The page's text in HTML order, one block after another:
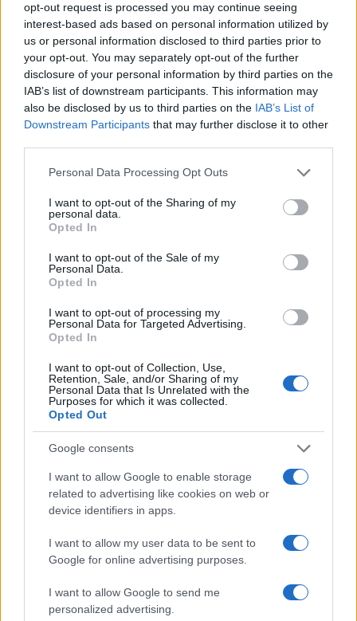
opt-out request is processed you may continue seeing
interest-based ads based on personal information utilized by
us or personal information disclosed to third parties prior to
your opt-out. You may separately opt-out of the further
disclosure of your personal information by third parties on the
IAB’s list of downstream participants. This information may
also be disclosed by us to third parties on the IAB’s List of
Downstream Participants that may further disclose it to other
Please note that this website/app uses one or more Google
not limited to your visit or usage behaviour. You may click to
grant or deny consent to Google and its third-party tags to
use your data for below specified purposes in below Google
consent section.
Personal Data Processing Opt Outs
I want to opt-out of the Sharing of my
personal data.
Opted In
I want to opt-out of the Sale of my
Personal Data.
Opted In
I want to opt-out of processing my
Personal Data for Targeted Advertising.
Opted In
I want to opt-out of Collection, Use,
Retention, Sale, and/or Sharing of my
Personal Data that Is Unrelated with the
Purposes for which it was collected.
Opted Out
Google consents
I want to allow Google to enable storage
related to advertising like cookies on web or
device identifiers in apps.
I want to allow my user data to be sent to
Google for online advertising purposes.
I want to allow Google to send me
personalized advertising.
con itinerario real.
Sigue leyendo